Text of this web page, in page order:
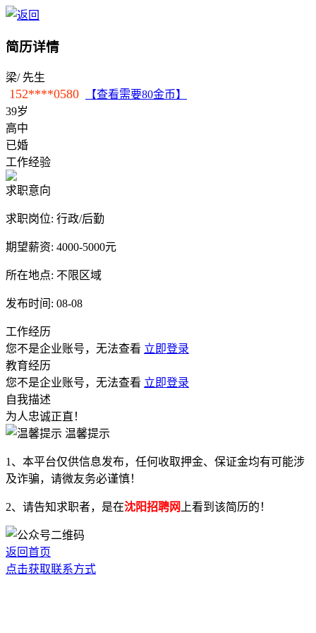
简历详情
梁/ 先生
152****0580
【查看需要80金币】
39岁
高中
已婚
工作经验
求职意向
求职岗位: 行政/后勤
期望薪资: 4000-5000元
所在地点: 不限区域
发布时间: 08-08
工作经历
您不是企业账号，无法查看 立即登录
教育经历
您不是企业账号，无法查看 立即登录
自我描述
为人忠诚正直！
温馨提示
1、本平台仅供信息发布，任何收取押金、保证金均有可能涉
及诈骗，请微友务必谨慎！
2、请告知求职者，是在沈阳招聘网上看到该简历的！
返回首页
点击获取联系方式